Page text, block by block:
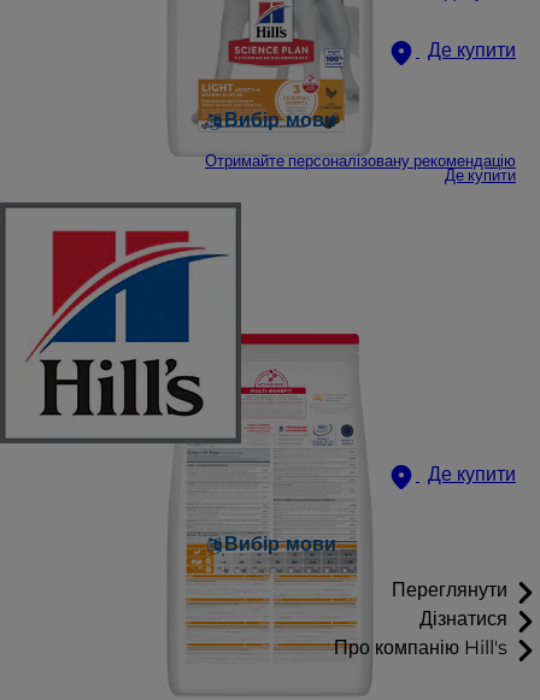
Де купити
Вибір мови
Отримайте персоналізовану рекомендацію
Де купити
Де купити
Вибір мови
Переглянути
Дізнатися
Про компанію Hill's